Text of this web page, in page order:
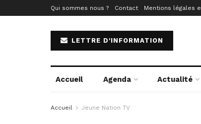
Qui sommes nous ? Contact Mentions légales
LETTRE D'INFORMATION
Accueil Agenda Actualité
Accueil Jeune Nation TV